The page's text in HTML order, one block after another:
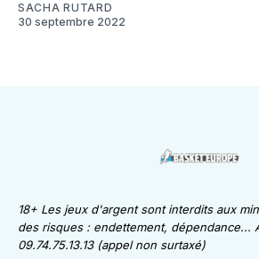
SACHA RUTARD
30 septembre 2022
18+ Les jeux d'argent sont interdits aux
des risques : endettement, dépendance...
09.74.75.13.13 (appel non surtaxé)